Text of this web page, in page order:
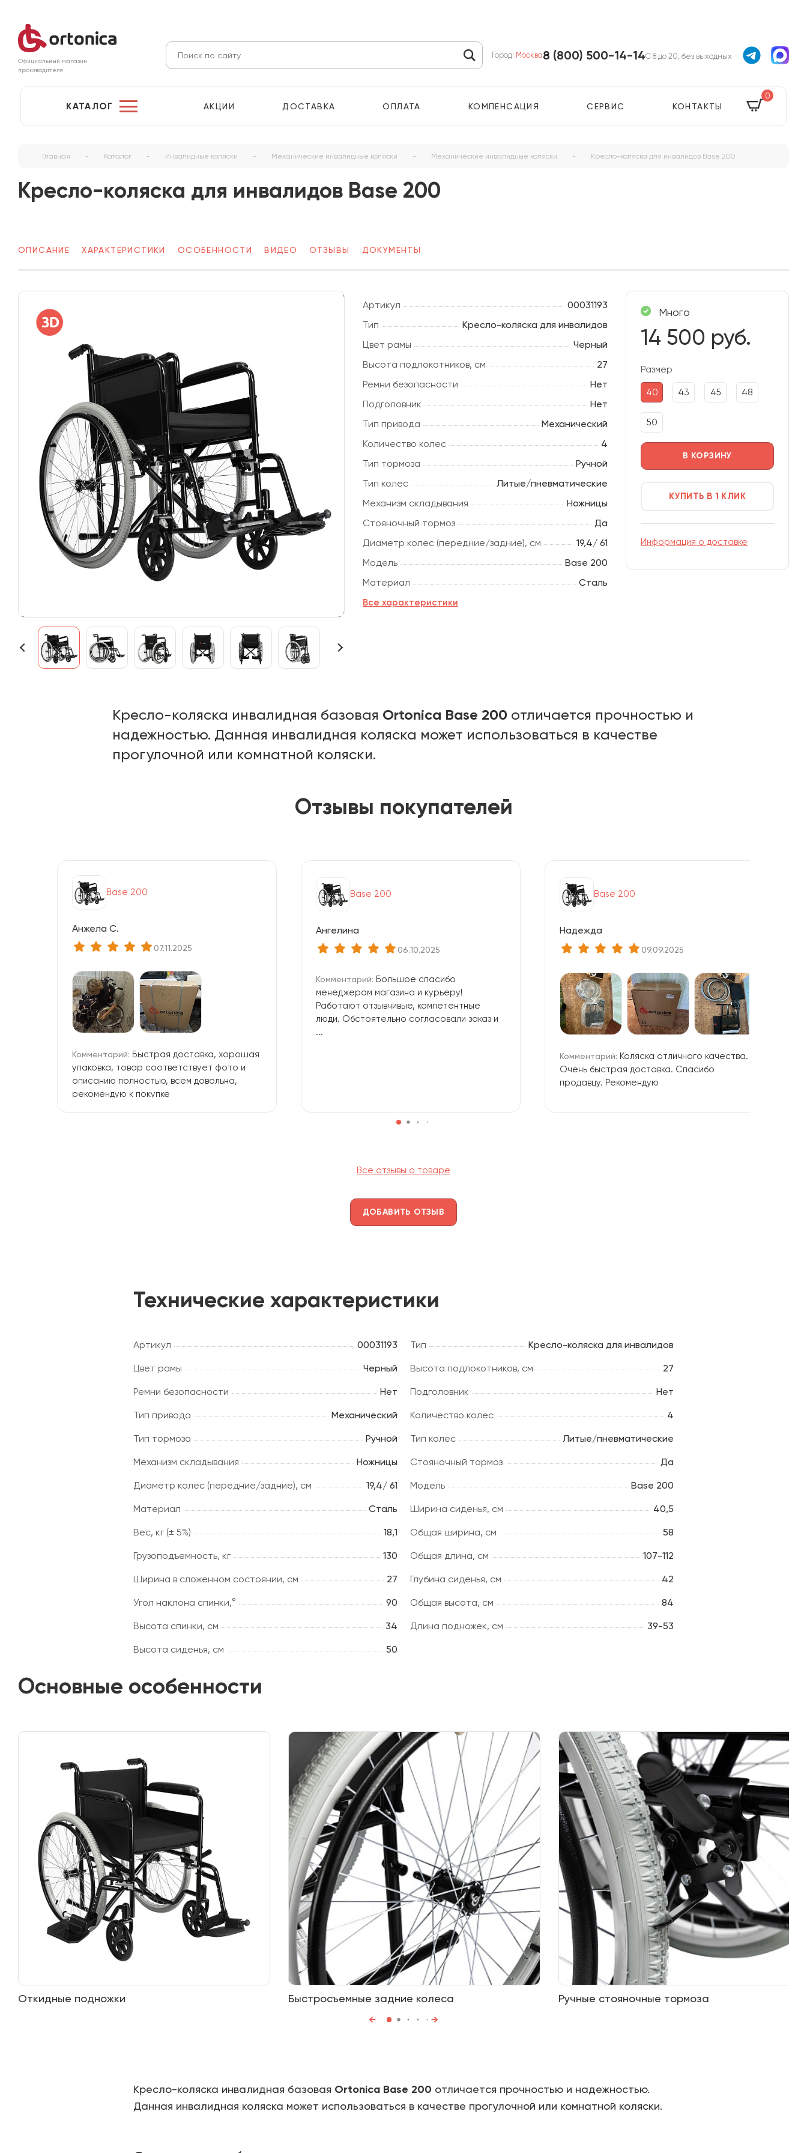
Официальный магазин
производителя
Город: Москва8 (800) 500-14-14С 8 до 20, без выходных
КАТАЛОГ АКЦИИ ДОСТАВКА ОПЛАТА КОМПЕНСАЦИЯ СЕРВИС КОНТАКТЫ
0
Главная - Каталог - Инвалидные коляски - Механические инвалидные коляски - Механические инвалидные коляски - Кресло-коляска для инвалидов Base 200
Кресло-коляска для инвалидов Base 200
ОПИСАНИЕ ХАРАКТЕРИСТИКИ ОСОБЕННОСТИ ВИДЕО ОТЗЫВЫ ДОКУМЕНТЫ
Артикул
00031193
Тип
Кресло-коляска для инвалидов
Цвет рамы
Черный
Высота подлокотников, см
27
Ремни безопасности
Нет
Подголовник
Нет
Тип привода
Механический
Количество колес
4
Тип тормоза
Ручной
Тип колес
Литые/пневматические
Механизм складывания
Ножницы
Стояночный тормоз
Да
Диаметр колес (передние/задние), см
19,4/ 61
Модель
Base 200
Материал
Сталь
Все характеристики
Много
14 500 руб.
Размер
40 43 45 48
50
В КОРЗИНУ
КУПИТЬ В 1 КЛИК
Информация о доставке
Кресло-коляска инвалидная базовая Ortonica Base 200 отличается прочностью и
надежностью. Данная инвалидная коляска может использоваться в качестве
прогулочной или комнатной коляски.
Отзывы покупателей
Base 200
Анжела С.
07.11.2025
Комментарий: Быстрая доставка, хорошая
упаковка, товар соответствует фото и
описанию полностью, всем довольна,
рекомендую к покупке
Base 200
Ангелина
06.10.2025
Комментарий: Большое спасибо
менеджерам магазина и курьеру!
Работают отзывчивые, компетентные
люди. Обстоятельно согласовали заказ и
...
Base 200
Надежда
09.09.2025
Комментарий: Коляска отличного качества.
Очень быстрая доставка. Спасибо
продавцу. Рекомендую
Все отзывы о товаре
ДОБАВИТЬ ОТЗЫВ
Технические характеристики
Артикул 00031193 Тип Кресло-коляска для инвалидов
Цвет рамы Черный Высота подлокотников, см 27
Ремни безопасности Нет Подголовник Нет
Тип привода Механический Количество колес 4
Тип тормоза Ручной Тип колес Литые/пневматические
Механизм складывания Ножницы Стояночный тормоз Да
Диаметр колес (передние/задние), см 19,4/ 61 Модель Base 200
Материал Сталь Ширина сиденья, см 40,5
Вес, кг (± 5%) 18,1 Общая ширина, см 58
Грузоподъемность, кг 130 Общая длина, см 107-112
Ширина в сложенном состоянии, см 27 Глубина сиденья, cм 42
Угол наклона спинки,° 90 Общая высота, см 84
Высота спинки, см 34 Длина подножек, см 39-53
Высота сиденья, см 50
Основные особенности
Откидные подножки Быстросъемные задние колеса Ручные стояночные тормоза
Кресло-коляска инвалидная базовая Ortonica Base 200 отличается прочностью и надежностью.
Данная инвалидная коляска может использоваться в качестве прогулочной или комнатной коляски.